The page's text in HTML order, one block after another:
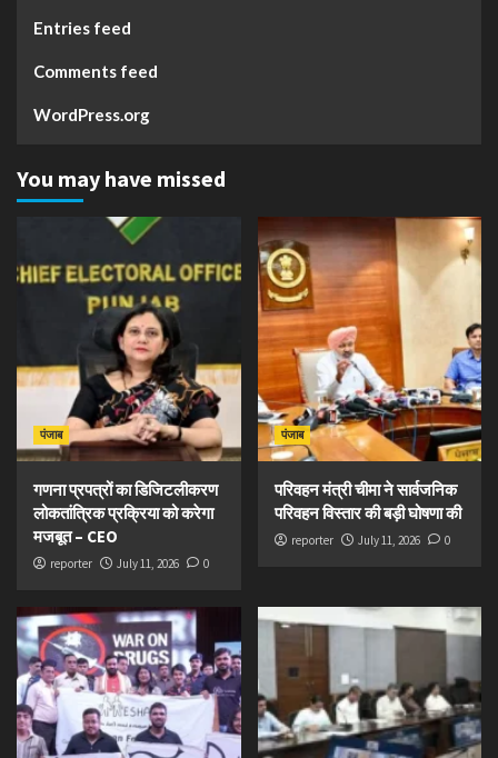
Entries feed
Comments feed
WordPress.org
You may have missed
पंजाब
गणना प्रपत्रों का डिजिटलीकरण
लोकतांत्रिक प्रक्रिया को करेगा
मजबूत – CEO
reporter July 11, 2026 0
पंजाब
परिवहन मंत्री चीमा ने सार्वजनिक
परिवहन विस्तार की बड़ी घोषणा की
reporter July 11, 2026 0